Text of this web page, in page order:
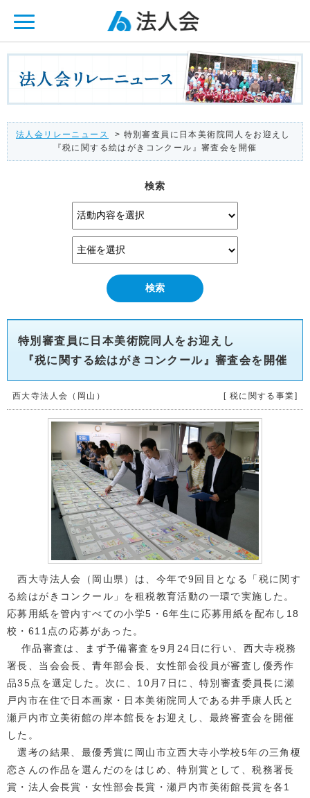
法人会リレーニュース
> 特別審査員に日本美術院同人をお迎えし
『税に関する絵はがきコンクール』審査会を開催
検索
特別審査員に日本美術院同人をお迎えし
『税に関する絵はがきコンクール』審査会を開催
西大寺法人会（岡山） [ 税に関する事業]
西大寺法人会（岡山県）は、今年で9回目となる「税に関す
る絵はがきコンクール」を租税教育活動の一環で実施した。
応募用紙を管内すべての小学5・6年生に応募用紙を配布し18
校・611点の応募があった。
作品審査は、まず予備審査を9月24日に行い、西大寺税務
署長、当会会長、青年部会長、女性部会役員が審査し優秀作
品35点を選定した。次に、10月7日に、特別審査委員長に瀬
戸内市在住で日本画家・日本美術院同人である井手康人氏と
瀬戸内市立美術館の岸本館長をお迎えし、最終審査会を開催
した。
選考の結果、最優秀賞に岡山市立西大寺小学校5年の三角榎
恋さんの作品を選んだのをはじめ、特別賞として、税務署長
賞・法人会長賞・女性部会長賞・瀬戸内市美術館長賞を各1